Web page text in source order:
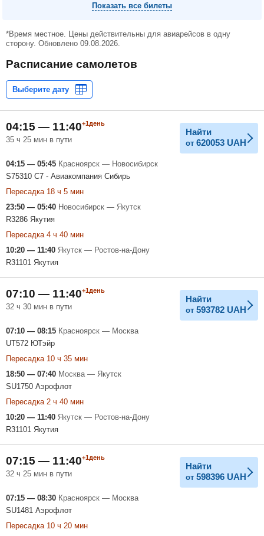
Показать все билеты
*Время местное. Цены действительны для авиарейсов в одну
сторону. Обновлено 09.08.2026.
Расписание самолетов
04:15 — 11:40+1день
35 ч 25 мин в пути
Найти
от 620053 UAH
04:15 — 05:45 Красноярск — Новосибирск
S75310 С7 - Авиакомпания Сибирь
Пересадка 18 ч 5 мин
23:50 — 05:40 Новосибирск — Якутск
R3286 Якутия
Пересадка 4 ч 40 мин
10:20 — 11:40 Якутск — Ростов-на-Дону
R31101 Якутия
07:10 — 11:40+1день
32 ч 30 мин в пути
Найти
от 593782 UAH
07:10 — 08:15 Красноярск — Москва
UT572 ЮТэйр
Пересадка 10 ч 35 мин
18:50 — 07:40 Москва — Якутск
SU1750 Аэрофлот
Пересадка 2 ч 40 мин
10:20 — 11:40 Якутск — Ростов-на-Дону
R31101 Якутия
07:15 — 11:40+1день
32 ч 25 мин в пути
Найти
от 598396 UAH
07:15 — 08:30 Красноярск — Москва
SU1481 Аэрофлот
Пересадка 10 ч 20 мин